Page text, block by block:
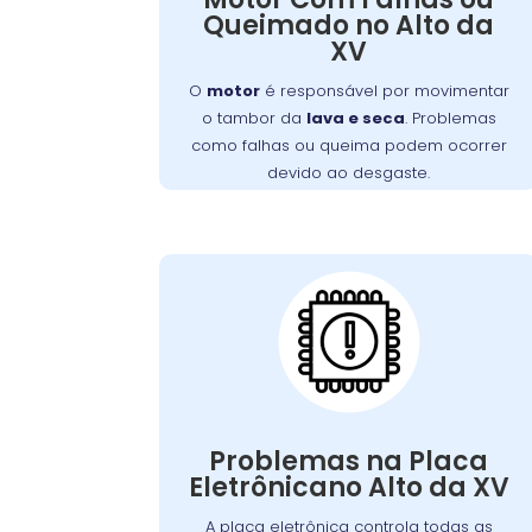
Queimado no Alto da
XV
O motoré responsável por movimentar
o tambor da lava e seca. Problemas
como falhas ou queima podem ocorrer
devido ao desgaste.
anormais, cheiro de queimado ou a
máquina não iniciar o ciclo
esses problemas, e um técnico
reparo ou substituição do motor
danificado.
Problemas na Placa
Eletrônicano Alto da XV
A placa eletrônica controla todas as
Placa Eletrônica
Queimada:
placa eletrônica
é o cérebro da
máquina de lavar
, controlando todas as
suas funções. Quando queimada, a
como ciclos interrompidos, falha nos
comandos ou não ligar.
Causas comuns